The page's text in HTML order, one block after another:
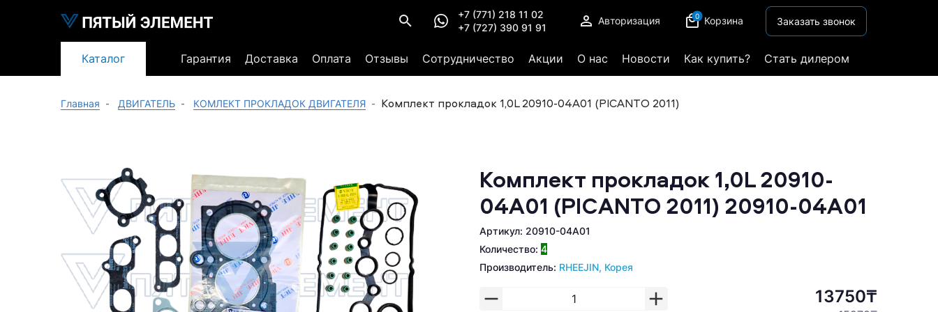
+7 (771) 218 11 02
+7 (727) 390 91 91
Авторизация 0 Корзина Заказать звонок
Каталог Гарантия Доставка Оплата Отзывы Сотрудничество Акции О нас Новости Как купить? Стать дилером
Главная ДВИГАТЕЛЬ КОМЛЕКТ ПРОКЛАДОК ДВИГАТЕЛЯ Комплект прокладок 1,0L 20910-04A01 (PICANTO 2011)
Комплект прокладок 1,0L 20910-
04A01 (PICANTO 2011) 20910-04A01
Артикул: 20910-04A01
Количество: 4
Производитель: RHEEJIN, Корея
13750₸